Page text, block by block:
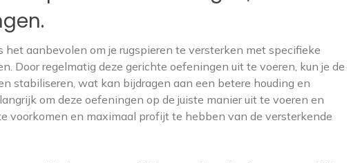
aanbevolen om je rugspieren te versterken met specifieke
Door regelmatig deze gerichte oefeningen uit te voeren, kun je de
stabiliseren, wat kan bijdragen aan een betere houding en
om deze oefeningen op de juiste manier uit te voeren en
voorkomen en maximaal profijt te hebben van de versterkende